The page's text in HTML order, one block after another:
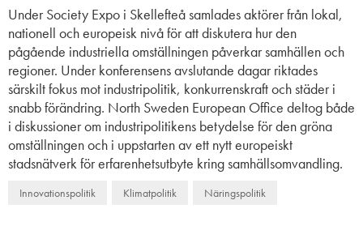
Under Society Expo i Skellefteå samlades aktörer från lokal,
nationell och europeisk nivå för att diskutera hur den
pågående industriella omställningen påverkar samhällen och
regioner. Under konferensens avslutande dagar riktades
särskilt fokus mot industripolitik, konkurrenskraft och städer i
snabb förändring. North Sweden European Office deltog både
i diskussioner om industripolitikens betydelse för den gröna
omställningen och i uppstarten av ett nytt europeiskt
stadsnätverk för erfarenhetsutbyte kring samhällsomvandling.
Innovationspolitik Klimatpolitik Näringspolitik